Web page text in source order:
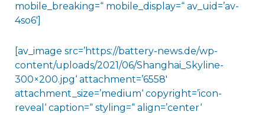
mobile_breaking=“ mobile_display=“ av_uid=’av-
4so6′]
[av_image src=’https://battery-news.de/wp-
content/uploads/2021/06/Shanghai_Skyline-
300×200.jpg‘ attachment=’6558′
attachment_size=’medium‘ copyright=’icon-
reveal‘ caption=“ styling=“ align=’center‘